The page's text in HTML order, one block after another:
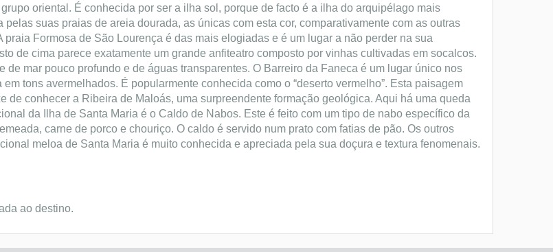
oriental. É conhecida por ser a ilha sol, porque de facto é a ilha do arquipélago mais
suas praias de areia dourada, as únicas com esta cor, comparativamente com as outras
Formosa de São Lourença é das mais elogiadas e é um lugar a não perder na sua
de cima parece exatamente um grande anfiteatro composto por vinhas cultivadas em socalcos.
mar pouco profundo e de águas transparentes. O Barreiro da Faneca é um lugar único nos
tons avermelhados. É popularmente conhecida como o “deserto vermelho”. Esta paisagem
conhecer a Ribeira de Maloás, uma surpreendente formação geológica. Aqui há uma queda
da Ilha de Santa Maria é o Caldo de Nabos. Este é feito com um tipo de nabo específico da
carne de porco e chouriço. O caldo é servido num prato com fatias de pão. Os outros
meloa de Santa Maria é muito conhecida e apreciada pela sua doçura e textura fenomenais.
ao destino.